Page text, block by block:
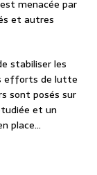
menacée par
et autres
stabiliser les
efforts de lutte
sont posés sur
et un
place…